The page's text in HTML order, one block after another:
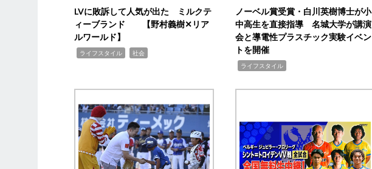
LVに敗訴して人気が出た ミルクテ
ィーブランド 【野村義樹✕リア
ルワールド】
ライフスタイル 社会
ノーベル賞受賞・白川英樹博士が小
中高生を直接指導 名城大学が講演
会と導電性プラスチック実験イベン
トを開催
ライフスタイル